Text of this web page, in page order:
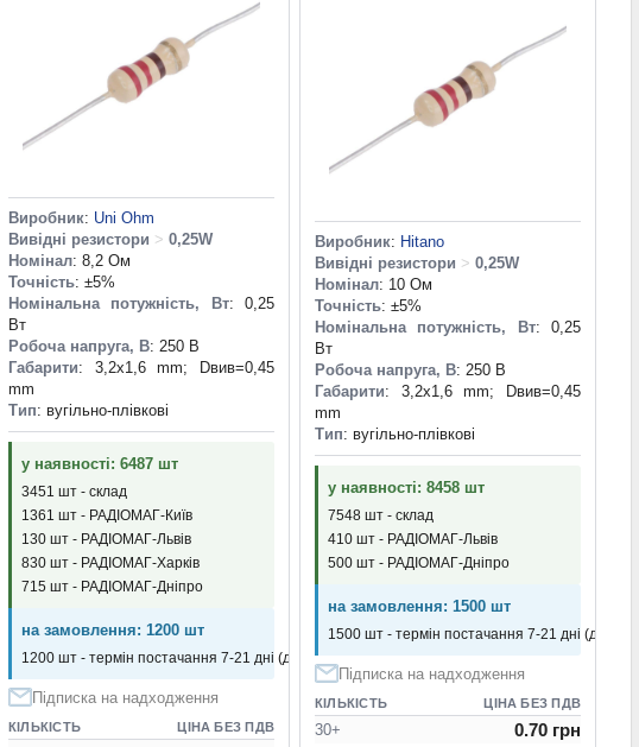
Виробник: Uni Ohm
Вивідні резистори > 0,25W
Номінал: 8,2 Ом
Точність: ±5%
Номінальна потужність, Вт: 0,25
Вт
Робоча напруга, В: 250 В
Габарити: 3,2x1,6 mm; Dвив=0,45
mm
Тип: вугільно-плівкові
у наявності: 6487 шт
3451 шт - склад
1361 шт - РАДІОМАГ-Київ
130 шт - РАДІОМАГ-Львів
830 шт - РАДІОМАГ-Харків
715 шт - РАДІОМАГ-Дніпро
на замовлення: 1200 шт
1200 шт - термін постачання 7-21 дні (днів)
Підписка на надходження
КІЛЬКІСТЬ ЦІНА БЕЗ ПДВ
Виробник: Hitano
Вивідні резистори > 0,25W
Номінал: 10 Ом
Точність: ±5%
Номінальна потужність, Вт: 0,25
Вт
Робоча напруга, В: 250 В
Габарити: 3,2x1,6 mm; Dвив=0,45
mm
Тип: вугільно-плівкові
у наявності: 8458 шт
7548 шт - склад
410 шт - РАДІОМАГ-Львів
500 шт - РАДІОМАГ-Дніпро
на замовлення: 1500 шт
1500 шт - термін постачання 7-21 дні (днів)
Підписка на надходження
КІЛЬКІСТЬ ЦІНА БЕЗ ПДВ
30+ 0.70 грн